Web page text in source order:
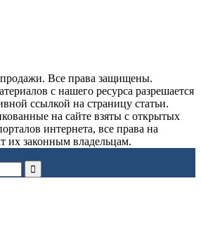
Все права защищены.
с нашего ресурса разрешается
ссылкой на страницу статьи.
на сайте взяты с открытых
интернета, все права на
их законным владельцам.